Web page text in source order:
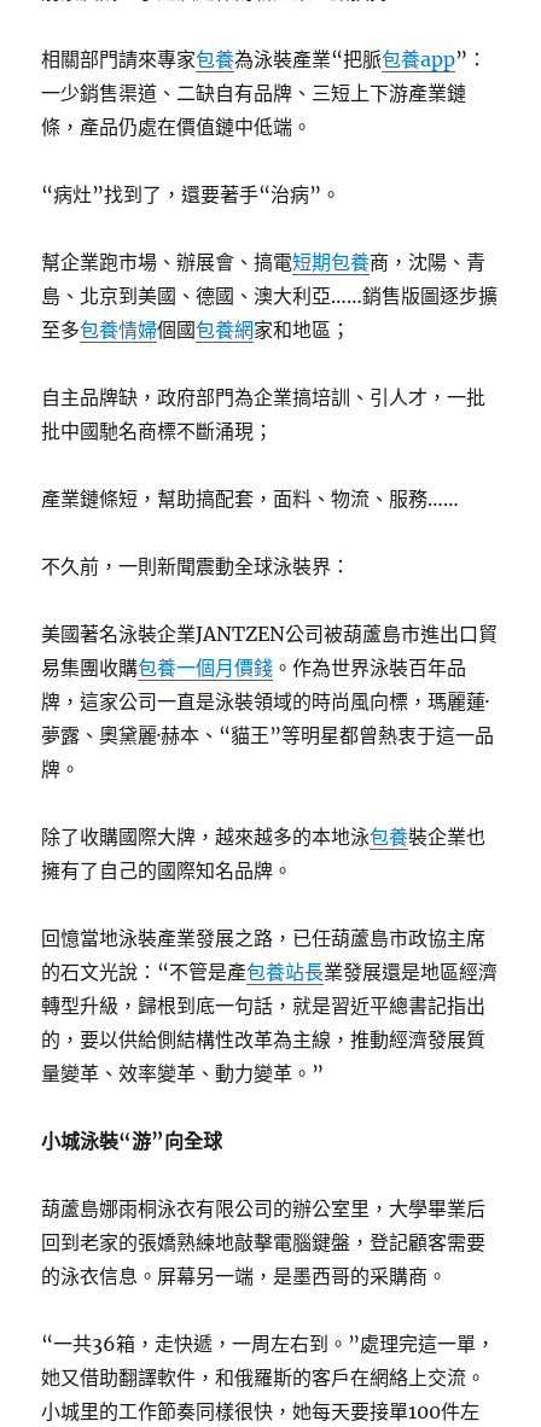
相關部門請來專家包養為泳裝產業“把脈包養app”：
一少銷售渠道、二缺自有品牌、三短上下游產業鏈
條，產品仍處在價值鏈中低端。
“病灶”找到了，還要著手“治病”。
幫企業跑市場、辦展會、搞電短期包養商，沈陽、青
島、北京到美國、德國、澳大利亞……銷售版圖逐步擴
至多包養情婦個國包養網家和地區；
自主品牌缺，政府部門為企業搞培訓、引人才，一批
批中國馳名商標不斷涌現；
產業鏈條短，幫助搞配套，面料、物流、服務……
不久前，一則新聞震動全球泳裝界：
美國著名泳裝企業JANTZEN公司被葫蘆島市進出口貿
易集團收購包養一個月價錢 。作為世界泳裝百年品
牌，這家公司一直是泳裝領域的時尚風向標，瑪麗蓮·
夢露、奧黛麗·赫本、“貓王”等明星都曾熱衷于這一品
牌。
除了收購國際大牌，越來越多的本地泳包養裝企業也
擁有了自己的國際知名品牌。
回憶當地泳裝產業發展之路，已任葫蘆島市政協主席
的石文光說：“不管是產包養站長業發展還是地區經濟
轉型升級，歸根到底一句話，就是習近平總書記指出
的，要以供給側結構性改革為主線，推動經濟發展質
量變革、效率變革、動力變革。”
小城泳裝“游”向全球
葫蘆島娜雨桐泳衣有限公司的辦公室里，大學畢業后
回到老家的張嬌熟練地敲擊電腦鍵盤，登記顧客需要
的泳衣信息。屏幕另一端，是墨西哥的采購商。
“一共36箱，走快遞，一周左右到。”處理完這一單，
她又借助翻譯軟件，和俄羅斯的客戶在網絡上交流。
小城里的工作節奏同樣很快，她每天要接單100件左